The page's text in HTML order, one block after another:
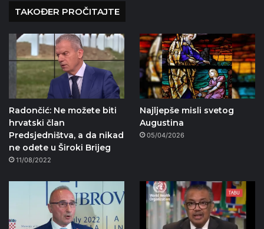
TAKOĐER PROČITAJTE
Radončić: Ne možete biti
hrvatski član
Predsjedništva, a da nikad
ne odete u Široki Brijeg
11/08/2022
Najljepše misli svetog
Augustina
05/04/2026